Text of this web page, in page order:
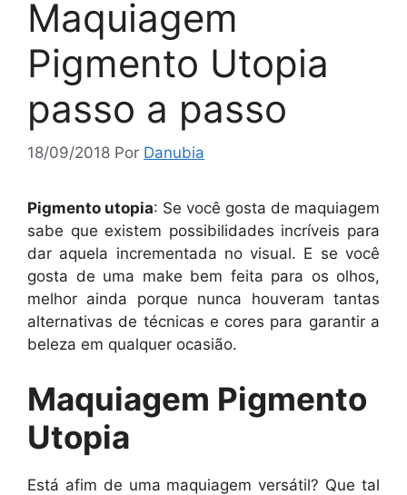
Maquiagem
Pigmento Utopia
passo a passo
18/09/2018 Por Danubia
Pigmento utopia: Se você gosta de maquiagem
sabe que existem possibilidades incríveis para
dar aquela incrementada no visual. E se você
gosta de uma make bem feita para os olhos,
melhor ainda porque nunca houveram tantas
alternativas de técnicas e cores para garantir a
beleza em qualquer ocasião.
Maquiagem Pigmento
Utopia
Está afim de uma maquiagem versátil? Que tal